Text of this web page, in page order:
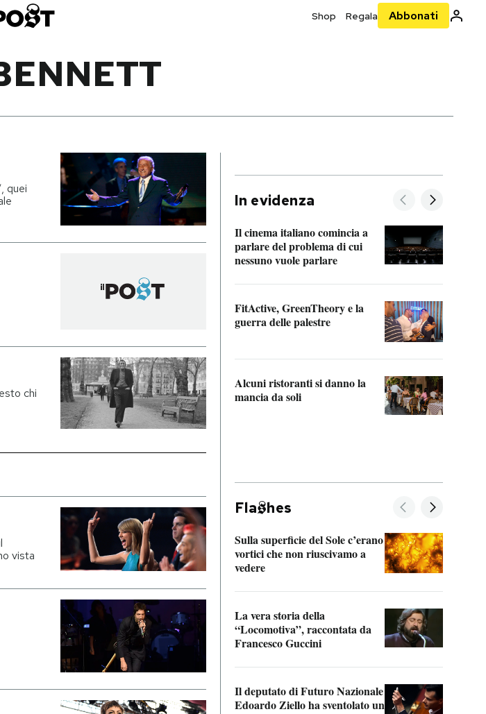
Shop Regala Abbonati
quei
chi
vista
In evidenza
Il cinema italiano comincia a
parlare del problema di cui
nessuno vuole parlare
FitActive, GreenTheory e la
guerra delle palestre
Alcuni ristoranti si danno la
mancia da soli
Fla hes
Sulla superficie del Sole c’erano
vortici che non riuscivamo a
vedere
La vera storia della
“Locomotiva”, raccontata da
Francesco Guccini
Il deputato di Futuro Nazionale
Edoardo Ziello ha sventolato un